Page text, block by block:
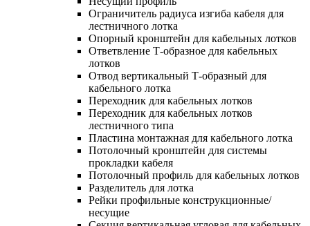
Ограничитель радиуса изгиба кабеля для
лестничного лотка
Опорный кронштейн для кабельных лотков
Ответвление Т-образное для кабельных
лотков
Отвод вертикальный Т-образный для
кабельного лотка
Переходник для кабельных лотков
Переходник для кабельных лотков
лестничного типа
Пластина монтажная для кабельного лотка
Потолочный кронштейн для системы
прокладки кабеля
Потолочный профиль для кабельных лотков
Разделитель для лотка
Рейки профильные конструкционные/
несущие